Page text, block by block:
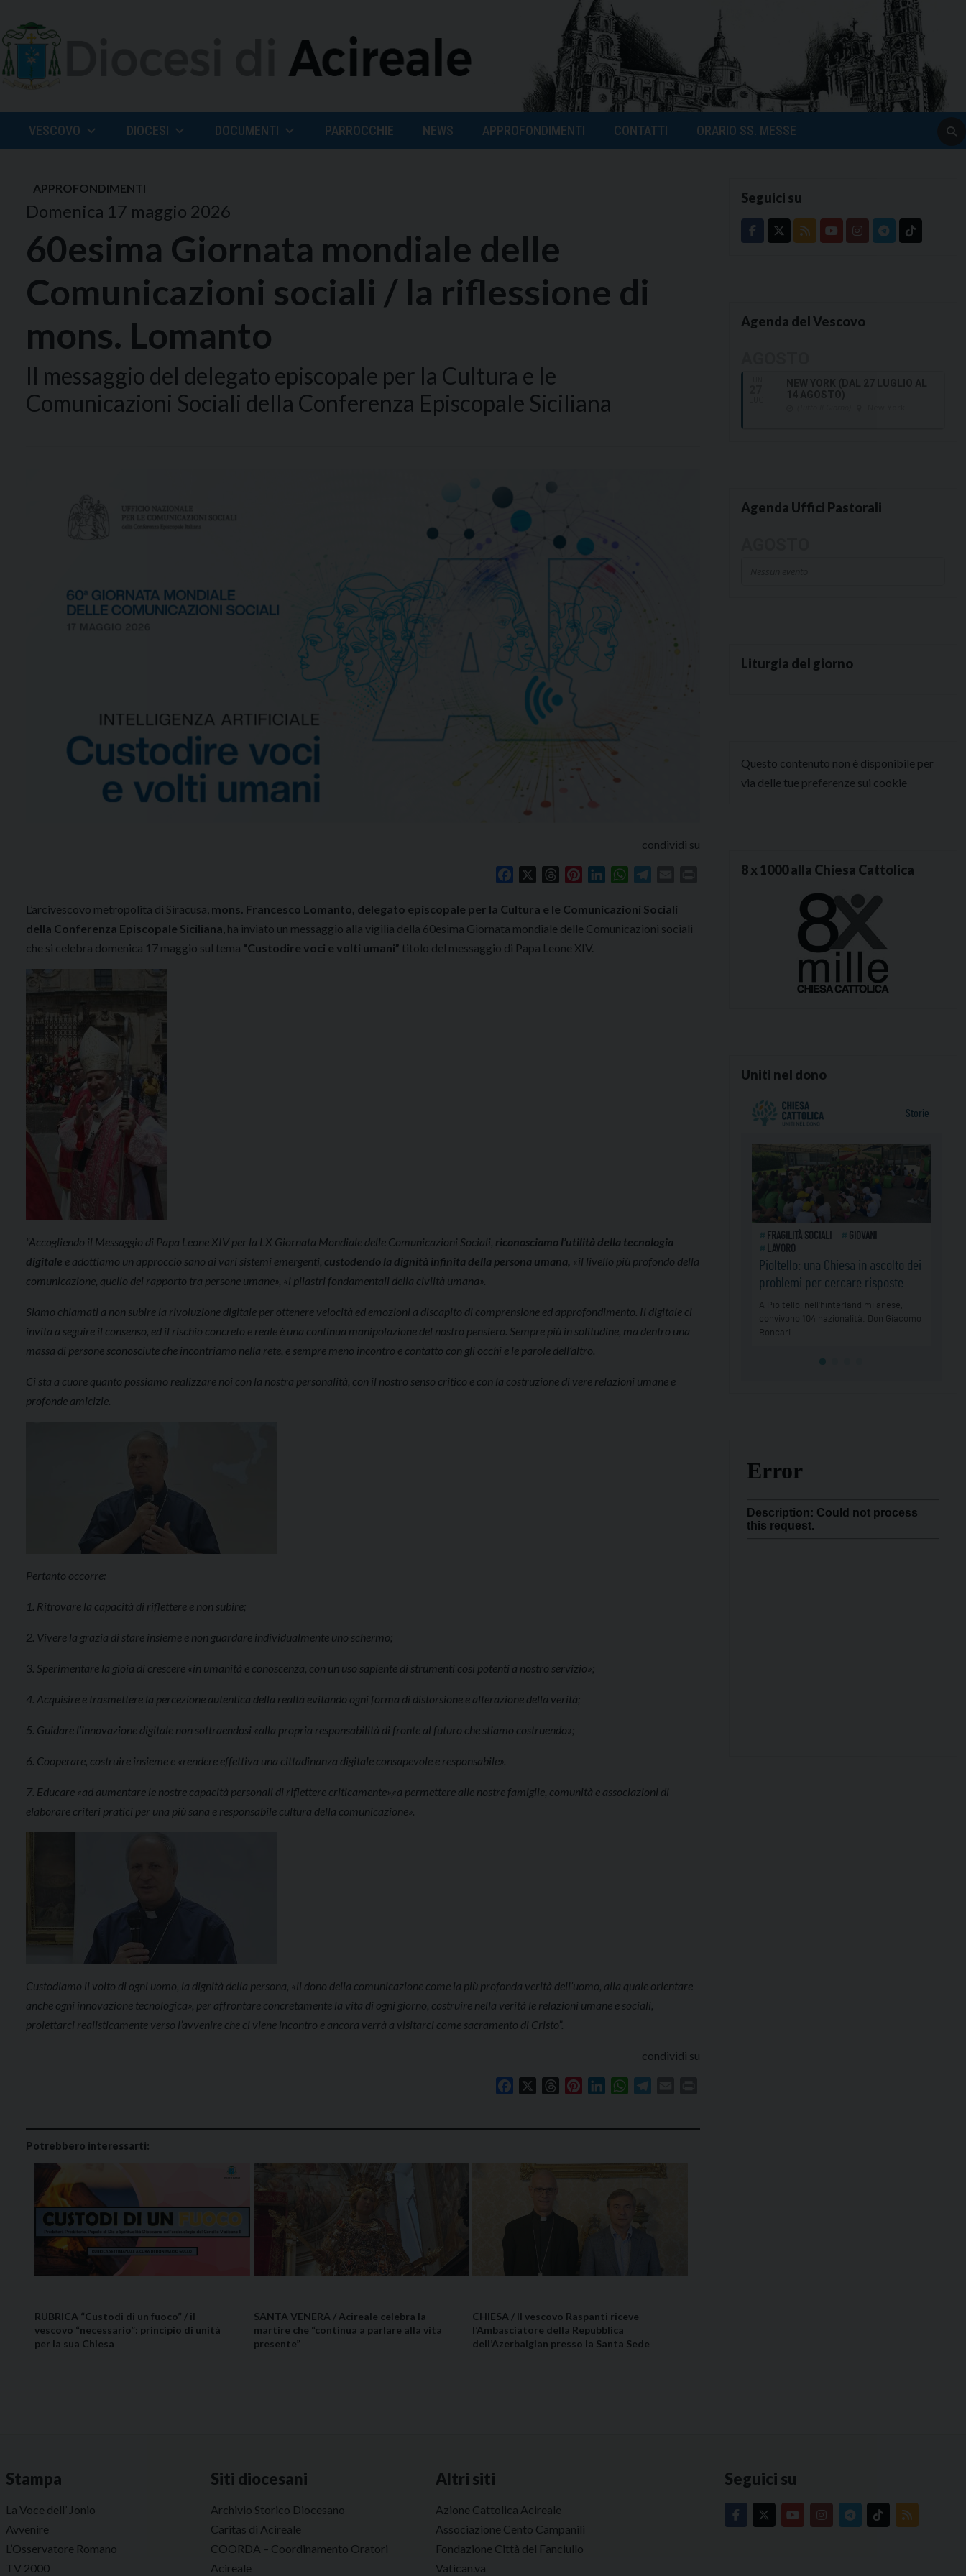
to
content
VESCOVO DIOCESI DOCUMENTI PARROCCHIE NEWS APPROFONDIMENTI CONTATTI ORARIO SS. MESSE
APPROFONDIMENTI
Domenica 17 maggio 2026
60esima Giornata mondiale delle
Comunicazioni sociali / la riflessione di
mons. Lomanto
Il messaggio del delegato episcopale per la Cultura e le
Comunicazioni Sociali della Conferenza Episcopale Siciliana
condividi su
Facebook ThreadsPinterestLinkedInWhatsApp
L’arcivescovo metropolita di Siracusa, mons. Francesco Lomanto, delegato episcopale per la Cultura e le Comunicazioni Sociali
della Conferenza Episcopale Siciliana , ha inviato un messaggio alla vigilia della 60esima Giornata mondiale delle Comunicazioni sociali
che si celebra domenica 17 maggio sul tema “Custodire voci e volti umani” titolo del messaggio di Papa Leone XIV.
“Accogliendo il Messaggio di Papa Leone XIV per la LX Giornata Mondiale delle Comunicazioni Sociali, riconosciamo l’utilità della tecnologia
digitale e adottiamo un approccio sano ai vari sistemi emergenti, custodendo la dignità infinita della persona umana, «il livello più profondo della
comunicazione, quello del rapporto tra persone umane», «i pilastri fondamentali della civiltà umana».
Siamo chiamati a non subire la rivoluzione digitale per ottenere velocità ed emozioni a discapito di comprensione ed approfondimento. Il digitale ci
invita a seguire il consenso, ed il rischio concreto e reale è una continua manipolazione del nostro pensiero. Sempre più in solitudine, ma dentro una
massa di persone sconosciute che incontriamo nella rete, e sempre meno incontro e contatto con gli occhi e le parole dell’altro.
Ci sta a cuore quanto possiamo realizzare noi con la nostra personalità, con il nostro senso critico e con la costruzione di vere relazioni umane e
profonde amicizie.
Pertanto occorre:
1. Ritrovare la capacità di riflettere e non subire;
2. Vivere la grazia di stare insieme e non guardare individualmente uno schermo;
3. Sperimentare la gioia di crescere «in umanità e conoscenza, con un uso sapiente di strumenti così potenti a nostro servizio»;
4. Acquisire e trasmettere la percezione autentica della realtà evitando ogni forma di distorsione e alterazione della verità;
5. Guidare l’innovazione digitale non sottraendosi «alla propria responsabilità di fronte al futuro che stiamo costruendo»;
6. Cooperare, costruire insieme e «rendere effettiva una cittadinanza digitale consapevole e responsabile».
7. Educare «ad aumentare le nostre capacità personali di riflettere criticamente»,«a permettere alle nostre famiglie, comunità e associazioni di
elaborare criteri pratici per una più sana e responsabile cultura della comunicazione».
Custodiamo il volto di ogni uomo, la dignità della persona, «il dono della comunicazione come la più profonda verità dell’uomo, alla quale orientare
anche ogni innovazione tecnologica», per affrontare concretamente la vita di ogni giorno, costruire nella verità le relazioni umane e sociali,
proiettarci realisticamente verso l’avvenire che ci viene incontro e ancora verrà a visitarci come sacramento di Cristo”.
condividi su
Facebook ThreadsPinterestLinkedInWhatsApp
Potrebbero interessarti:
RUBRICA “Custodi di un fuoco” / il
vescovo “necessario”: principio di unità
per la sua Chiesa
SANTA VENERA / Acireale celebra la
martire che “continua a parlare alla vita
presente”
CHIESA / Il vescovo Raspanti riceve
l’Ambasciatore della Repubblica
dell’Azerbaigian presso la Santa Sede
Seguici su
Agenda del Vescovo
Agenda Uffici Pastorali
Liturgia del giorno
Questo contenuto non è disponibile per
via delle tue preferenze sui cookie
8 x 1000 alla Chiesa Cattolica
Uniti nel dono
Stampa
La Voce dell’ Jonio
Avvenire
L’Osservatore Romano
TV 2000
Siti diocesani
Archivio Storico Diocesano
Caritas di Acireale
COORDA – Coordinamento Oratori
Acireale
Altri siti
Azione Cattolica Acireale
Associazione Cento Campanili
Fondazione Città del Fanciullo
Vatican.va
Seguici su